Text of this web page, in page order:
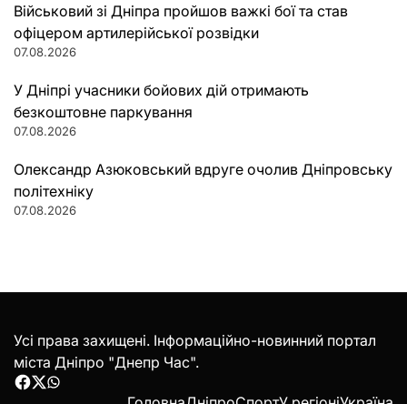
Військовий зі Дніпра пройшов важкі бої та став
офіцером артилерійської розвідки
07.08.2026
У Дніпрі учасники бойових дій отримають
безкоштовне паркування
07.08.2026
Олександр Азюковський вдруге очолив Дніпровську
політехніку
07.08.2026
Усі права захищені. Інформаційно-новинний портал
міста Дніпро "Днепр Час".
Facebook
Twitter
WhatsApp